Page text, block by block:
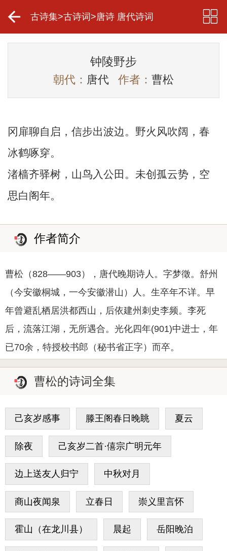
古诗集>古诗词 >唐诗 唐代诗词
钟陵野步
朝代： 唐代 作者： 曹松
冈扉聊自启，信步出波边。野火风吹阔，春
冰鹤啄穿。
渚樯齐驿树，山鸟入公田。未创孤云势，空
思白阁年。
作者简介
曹松（828——903），唐代晚期诗人。字梦徵。舒州
（今安徽桐城，一今安徽潜山）人。生卒年不详。早
年曾避乱栖居洪都西山，后依建州刺史李频。李死
后，流落江湖，无所遇合。光化四年(901)中进士，年
已70余，特授校书郎（秘书省正字）而卒。
曹松的诗词全集
己亥岁感事 滕王阁春日晚眺 夏云
除夜 己亥岁二首·僖宗广明元年
边上送友人归宁 中秋对月
商山夜闻泉 立春日 崇义里言怀
霍山（在龙川县） 晨起 岳阳晚泊